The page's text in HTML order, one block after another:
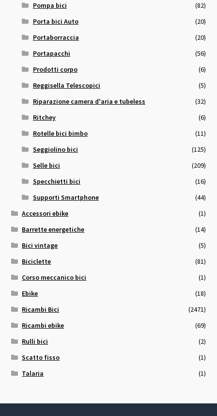
Pompa bici
(82)
Porta bici Auto
(20)
Portaborraccia
(20)
Portapacchi
(56)
Prodotti corpo
(6)
Reggisella Telescopici
(5)
Riparazione camera d'aria e tubeless
(32)
Ritchey
(6)
Rotelle bici bimbo
(11)
Seggiolino bici
(125)
Selle bici
(209)
Specchietti bici
(16)
Supporti Smartphone
(44)
Accessori ebike
(1)
Barrette energetiche
(14)
Bici vintage
(5)
Biciclette
(81)
Corso meccanico bici
(1)
Ebike
(18)
Ricambi Bici
(2471)
Ricambi ebike
(69)
Rulli bici
(2)
Scatto fisso
(1)
Talaria
(1)